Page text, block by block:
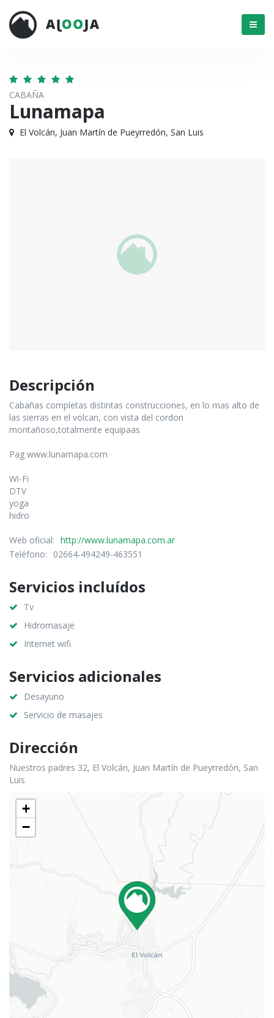
Menú
CABAÑA
Lunamapa
El Volcán, Juan Martín de Pueyrredón, San Luis
Descripción
Cabañas completas distintas construcciones, en lo mas alto de
las sierras en el volcan, con vista del cordon
montañoso,totalmente equipaas
Pag www.lunamapa.com
Wi-Fi
DTV
yoga
hidro
Web oficial: http://www.lunamapa.com.ar
Teléfono:
02664-494249-463551
Servicios incluídos
Tv
Hidromasaje
Internet wifi
Servicios adicionales
Desayuno
Servicio de masajes
Dirección
Nuestros padres 32, El Volcán, Juan Martín de Pueyrredón, San
Luis
+
−